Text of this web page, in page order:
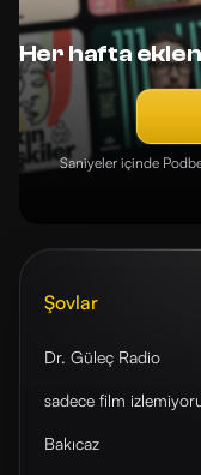
Her hafta
Saniyeler içinde
Şovlar
Dr. Güleç Radio
sadece film
Bakıcaz